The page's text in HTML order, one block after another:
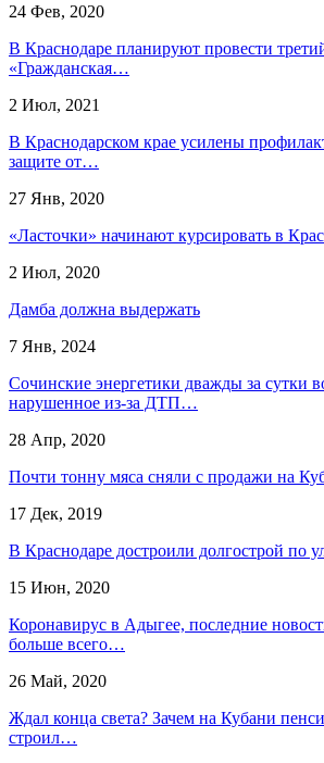
24 Фев, 2020
В Краснодаре планируют провести
«Гражданская…
2 Июл, 2021
В Краснодарском крае усилены
защите от…
27 Янв, 2020
«Ласточки» начинают курсировать в
2 Июл, 2020
Дамба должна выдержать
7 Янв, 2024
Сочинские энергетики дважды за сутки
нарушенное из-за ДТП…
28 Апр, 2020
Почти тонну мяса сняли с продажи на
17 Дек, 2019
В Краснодаре достроили долгострой по
15 Июн, 2020
Коронавирус в Адыгее, последние
больше всего…
26 Май, 2020
Ждал конца света? Зачем на Кубани
строил…